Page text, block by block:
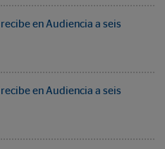
recibe en Audiencia a seis
recibe en Audiencia a seis